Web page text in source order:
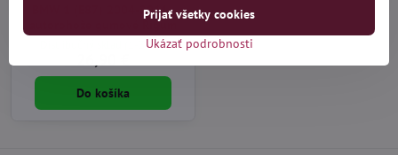
BMW 1 (E87) 2004-2011 -
autorohože gumové Rigum
Distribučný sklad (1-3 dni)
Do košíka
Ukázať podrobnosti
Prijať všetky cookies